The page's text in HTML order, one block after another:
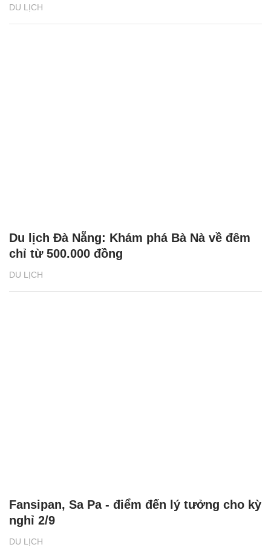
DU LỊCH
DU LỊCH
Du lịch Đà Nẵng: Khám phá Bà Nà về đêm
chỉ từ 500.000 đồng
DU LỊCH
Fansipan, Sa Pa - điểm đến lý tưởng cho kỳ
nghỉ 2/9